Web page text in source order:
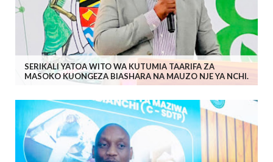
SERIKALI YATOA WITO WA KUTUMIA TAARIFA ZA
MASOKO KUONGEZA BIASHARA NA MAUZO NJE YA NCHI.